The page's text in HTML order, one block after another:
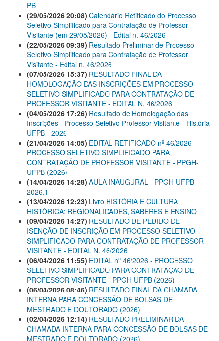
PB
(29/05/2026 20:08) Calendário Retificado do Processo
Seletivo Simplificado para Contratação de Professor
Visitante (em 29/05/2026) - Edital n. 46/2026
(22/05/2026 09:39) Resultado Preliminar de Processo
Seletivo Simplificado para Contratação de Professor
Visitante - Edital n. 46/2026
(07/05/2026 15:37) RESULTADO FINAL DA
HOMOLOGAÇÃO DAS INSCRIÇÕES EM PROCESSO
SELETIVO SIMPLIFICADO PARA CONTRATAÇÃO DE
PROFESSOR VISITANTE - EDITAL N. 46/2026
(04/05/2026 17:26) Resultado de Homologação das
Inscrições - Processo Seletivo Professor Visitante - História
UFPB - 2026
(21/04/2026 14:05) EDITAL RETIFICADO nº 46/2026 -
PROCESSO SELETIVO SIMPLIFICADO PARA
CONTRATAÇÃO DE PROFESSOR VISITANTE - PPGH-
UFPB (2026)
(14/04/2026 14:28) AULA INAUGURAL - PPGH-UFPB -
2026.1
(13/04/2026 12:23) Livro HISTÓRIA E CULTURA
HISTÓRICA: REGIONALIDADES, SABERES E ENSINO
(09/04/2026 14:27) RESULTADO DE PEDIDO DE
ISENÇÃO DE INSCRIÇÃO EM PROCESSO SELETIVO
SIMPLIFICADO PARA CONTRATAÇÃO DE PROFESSOR
VISITANTE - EDITAL N. 46/2026
(06/04/2026 11:55) EDITAL nº 46/2026 - PROCESSO
SELETIVO SIMPLIFICADO PARA CONTRATAÇÃO DE
PROFESSOR VISITANTE - PPGH-UFPB (2026)
(06/04/2026 08:46) RESULTADO FINAL DA CHAMADA
INTERNA PARA CONCESSÃO DE BOLSAS DE
MESTRADO E DOUTORADO (2026)
(02/04/2026 12:14) RESULTADO PRELIMINAR DA
CHAMADA INTERNA PARA CONCESSÃO DE BOLSAS DE
MESTRADO E DOUTORADO (2026)